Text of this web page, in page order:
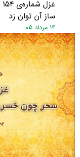
ساز آن توان زد
۱۴ مرداد ۰۵